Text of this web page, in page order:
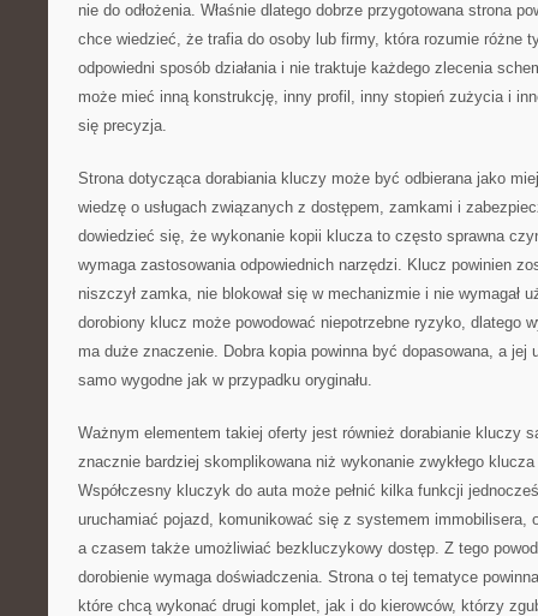
nie do odłożenia. Właśnie dlatego dobrze przygotowana strona
chce wiedzieć, że trafia do osoby lub firmy, która rozumie różne
odpowiedni sposób działania i nie traktuje każdego zlecenia
może mieć inną konstrukcję, inny profil, inny stopień zużycia i
się precyzja.
Strona dotycząca dorabiania kluczy może być odbierana jako
wiedzę o usługach związanych z dostępem, zamkami i
dowiedzieć się, że wykonanie kopii klucza to często sprawna
wymaga zastosowania odpowiednich narzędzi. Klucz powinien
niszczył zamka, nie blokował się w mechanizmie i nie wymagał
dorobiony klucz może powodować niepotrzebne ryzyko, dlatego
ma duże znaczenie. Dobra kopia powinna być dopasowana, a jej
samo wygodne jak w przypadku oryginału.
Ważnym elementem takiej oferty jest również dorabianie kluczy
znacznie bardziej skomplikowana niż wykonanie zwykłego
Współczesny kluczyk do auta może pełnić kilka funkcji
uruchamiać pojazd, komunikować się z systemem immobilisera,
a czasem także umożliwiać bezkluczykowy dostęp. Z tego
dorobienie wymaga doświadczenia. Strona o tej tematyce
które chcą wykonać drugi komplet, jak i do kierowców, którzy